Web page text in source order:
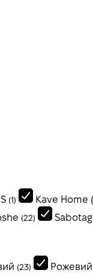
(1) Kave Home
(22)
(23) Рожевий